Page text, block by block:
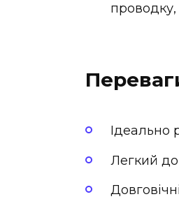
проводку,
Ідеально
Легкий